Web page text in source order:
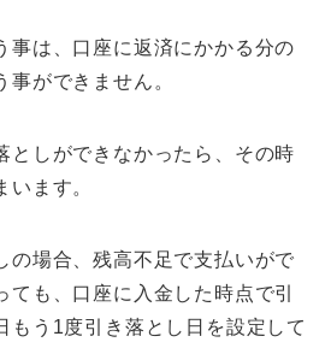
事は、口座に返済にかかる分の
ができません。
としができなかったら、その時
います。
の場合、残高不足で支払いがで
ても、口座に入金した時点で引
もう1度引き落とし日を設定して